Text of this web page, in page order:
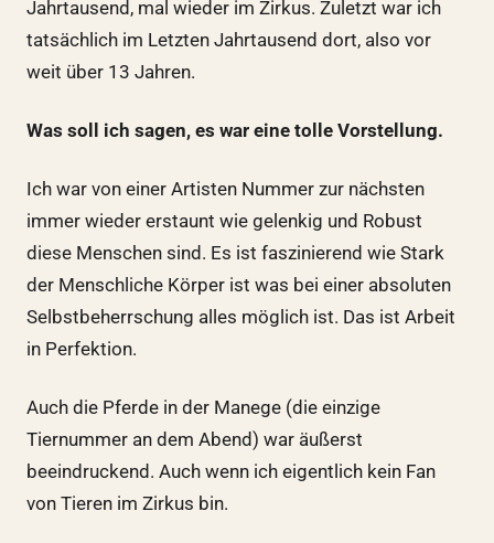
Jahrtausend, mal wieder im Zirkus. Zuletzt war ich
tatsächlich im Letzten Jahrtausend dort, also vor
weit über 13 Jahren.
Was soll ich sagen, es war eine tolle Vorstellung.
Ich war von einer Artisten Nummer zur nächsten
immer wieder erstaunt wie gelenkig und Robust
diese Menschen sind. Es ist faszinierend wie Stark
der Menschliche Körper ist was bei einer absoluten
Selbstbeherrschung alles möglich ist. Das ist Arbeit
in Perfektion.
Auch die Pferde in der Manege (die einzige
Tiernummer an dem Abend) war äußerst
beeindruckend. Auch wenn ich eigentlich kein Fan
von Tieren im Zirkus bin.